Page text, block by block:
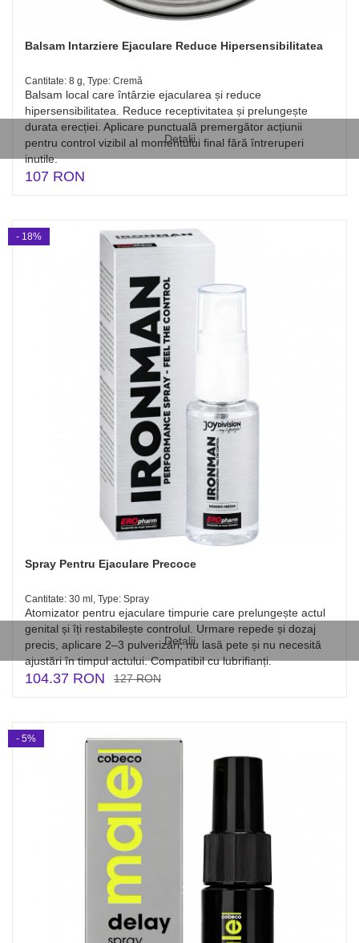
Detalii
Balsam Intarziere Ejaculare Reduce Hipersensibilitatea
Cantitate: 8 g, Type: Cremă
Balsam local care întârzie ejacularea și reduce
hipersensibilitatea. Reduce receptivitatea și prelungește
durata erecției. Aplicare punctuală premergător acțiunii
pentru control vizibil al momentului final fără întreruperi
inutile.
107 RON
Detalii
Spray Pentru Ejaculare Precoce
Cantitate: 30 ml, Type: Spray
Atomizator pentru ejaculare timpurie care prelungește actul
genital și îți restabilește controlul. Urmare repede și dozaj
precis, aplicare 2–3 pulverizări; nu lasă pete și nu necesită
ajustări în timpul actului. Compatibil cu lubrifianți.
104.37 RON 127 RON
- 18%
- 5%